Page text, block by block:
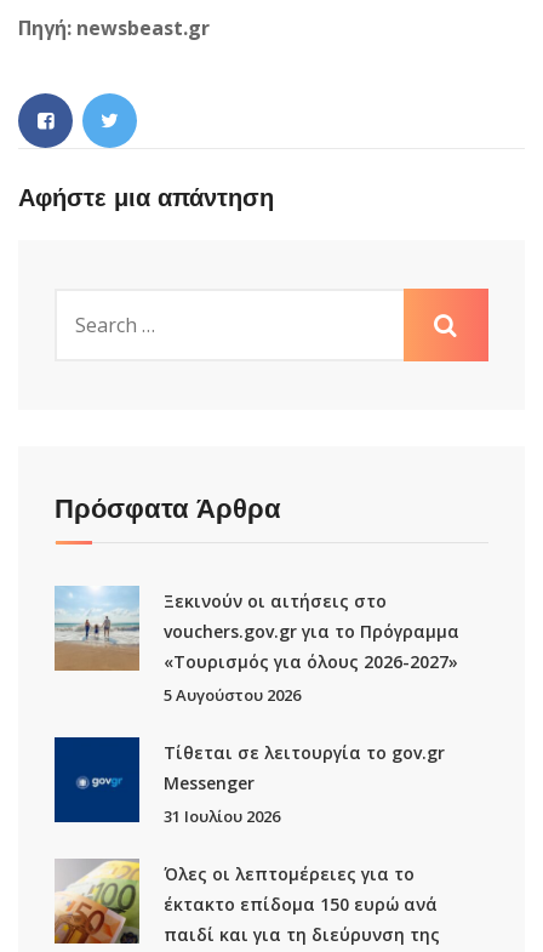
Πηγή: newsbeast.gr
Αφήστε μια απάντηση
Πρόσφατα Άρθρα
Ξεκινούν οι αιτήσεις στο
vouchers.gov.gr για το Πρόγραμμα
«Τουρισμός για όλους 2026-2027»
5 Αυγούστου 2026
Τίθεται σε λειτουργία το gov.gr
Μessenger
31 Ιουλίου 2026
Όλες οι λεπτομέρειες για το
έκτακτο επίδομα 150 ευρώ ανά
παιδί και για τη διεύρυνση της